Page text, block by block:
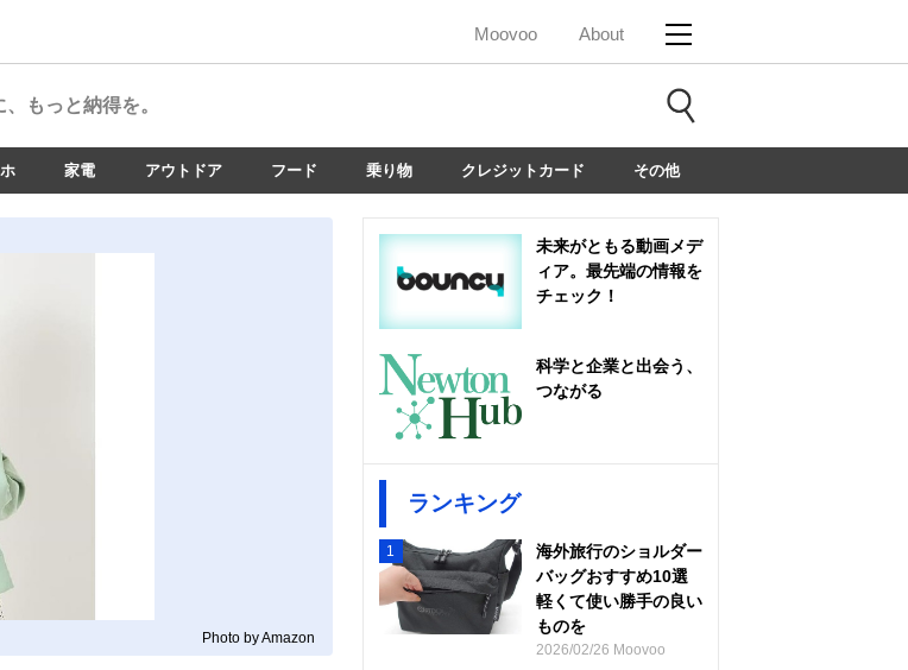
Moovoo About
もっと納得を。
家電 アウトドア フード 乗り物 クレジットカード その他
Photo by Amazon
未来がともる動画メデ
ィア。最先端の情報を
チェック！
科学と企業と出会う、
つながる
ランキング
1
海外旅行のショルダー
バッグおすすめ10選
軽くて使い勝手の良い
ものを
2026/02/26 Moovoo